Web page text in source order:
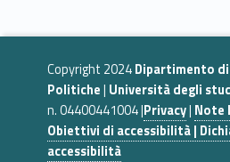
o
o
k
er di
vi
di
Copyright 2024Dipartimento di
Politiche| Università degli
n. 04400441004 |Privacy| Note
Obiettivi di accessibilità |
accessibilità